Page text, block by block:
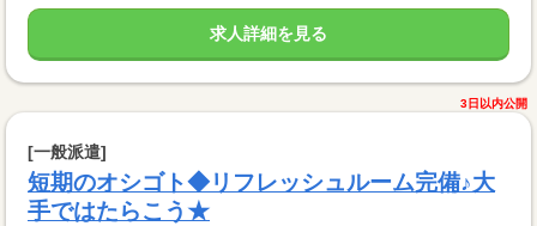
求人詳細を見る
3日以内公開
[一般派遣]
短期のオシゴト◆リフレッシュルーム完備♪大
手ではたらこう★